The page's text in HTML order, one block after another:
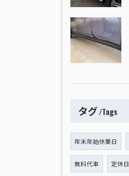
タグ Tags
年末年始休業日
無料代車 定休日